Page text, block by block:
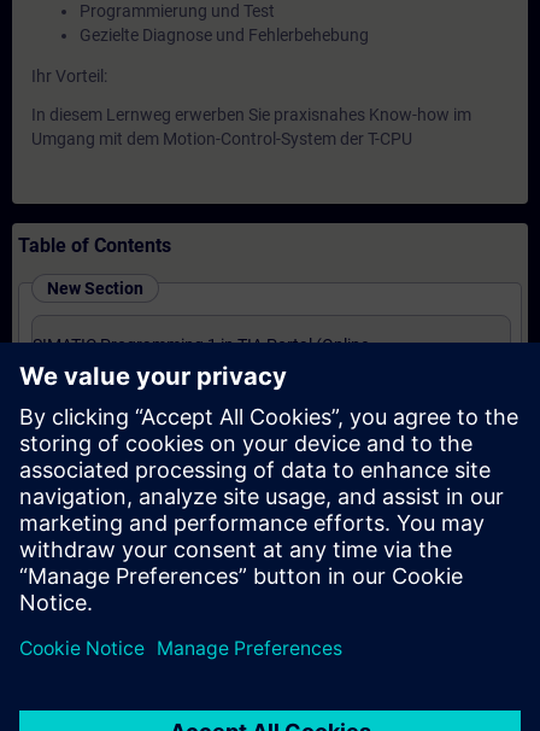
Programmierung und Test
Gezielte Diagnose und Fehlerbehebung
Ihr Vorteil:
In diesem Lernweg erwerben Sie praxisnahes Know-how im
Umgang mit dem Motion-Control-System der T-CPU
Table of Contents
New Section
SIMATIC Programming 1 in TIA Portal (Online
Training)
New Section
SIMATIC - Motion Control im TIA Portal (Präsenz-
Training)